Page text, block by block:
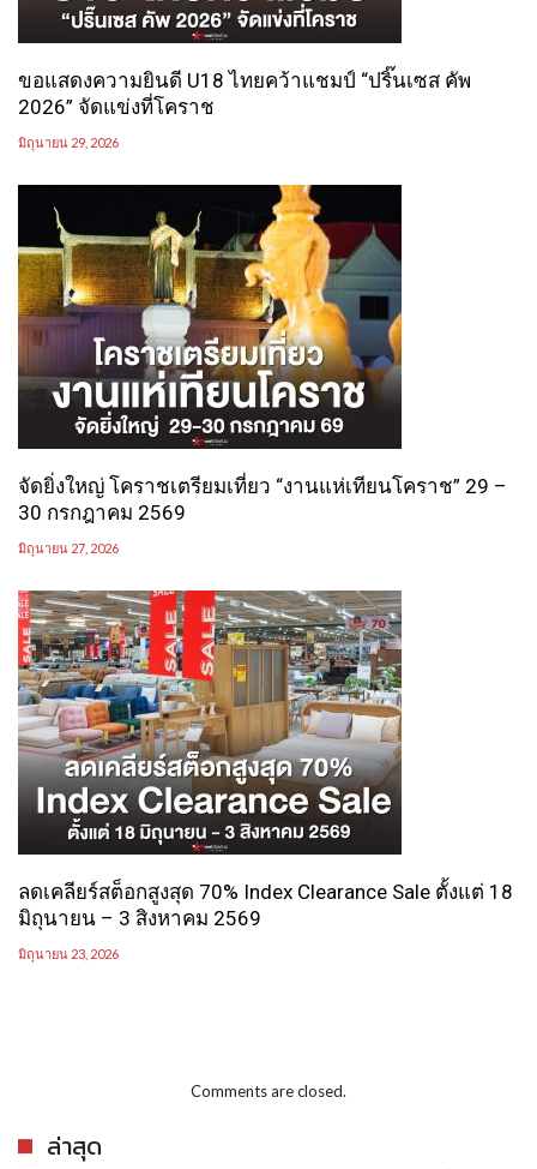
ขอแสดงความยินดี U18 ไทยคว้าแชมป์ “ปริ๊นเซส คัพ
2026” จัดแข่งที่โคราช
มิถุนายน 29, 2026
จัดยิ่งใหญ่ โคราชเตรียมเที่ยว “งานแห่เทียนโคราช” 29 –
30 กรกฎาคม 2569
มิถุนายน 27, 2026
ลดเคลียร์สต็อกสูงสุด 70% Index Clearance Sale ตั้งแต่ 18
มิถุนายน – 3 สิงหาคม 2569
มิถุนายน 23, 2026
Comments are closed.
ล่าสุด